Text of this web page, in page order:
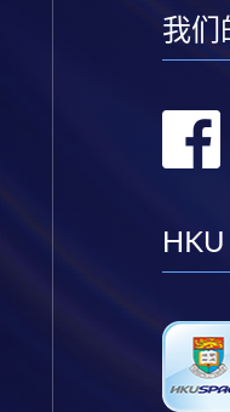
我们
HKU